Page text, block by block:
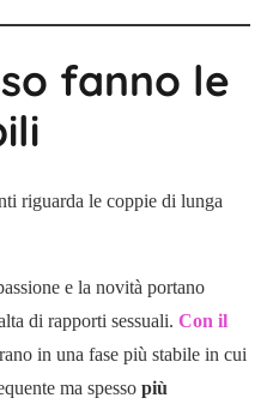
fanno le
riguarda le coppie di lunga
e la novità portano
di rapporti sessuali. Con il
in una fase più stabile in cui
ma spesso più